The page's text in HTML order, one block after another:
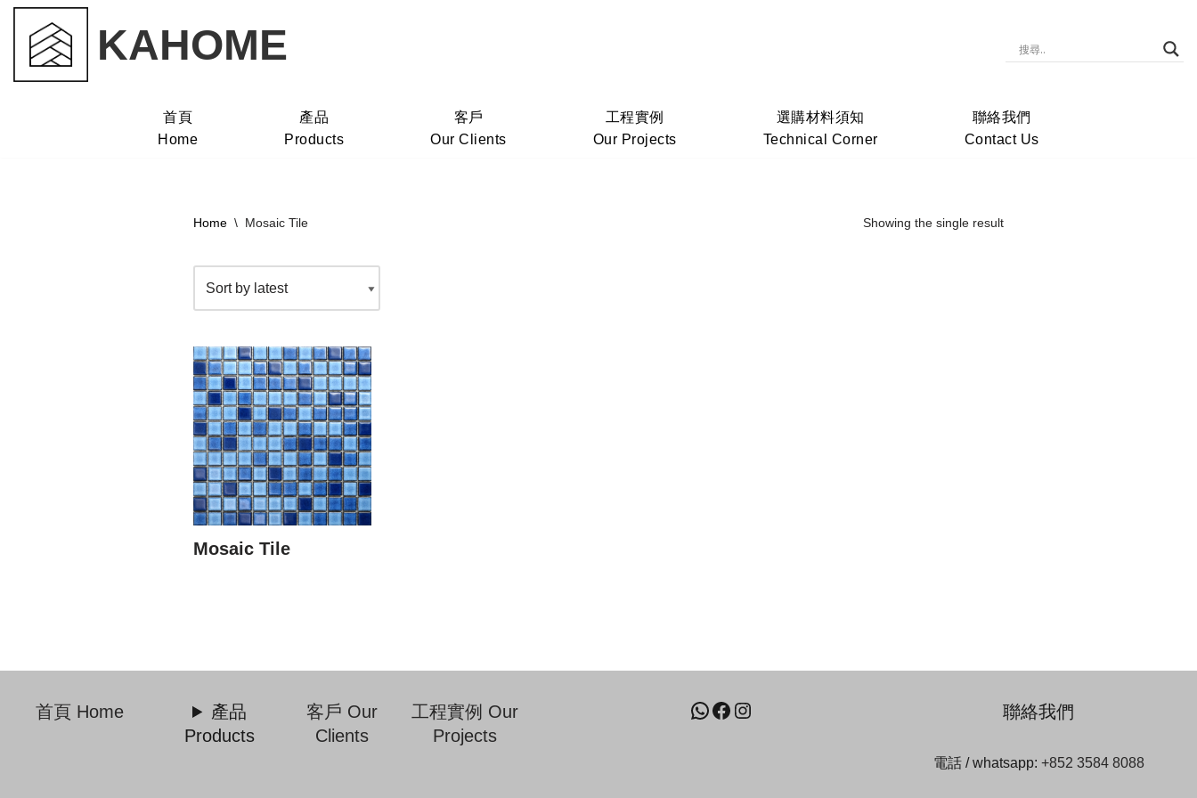
Skip
KAHOME
首頁
Home
產品
Products
客戶
Our Clients
工程實例
Our Projects
選購材料須知
Technical Corner
聯絡我們
Contact Us
Home \ Mosaic Tile Showing the single result
Mosaic Tile
首頁 Home
產品
Products
客戶 Our
Clients
工程實例 Our
Projects
聯絡我們
電話 / whatsapp: +852 3584 8088